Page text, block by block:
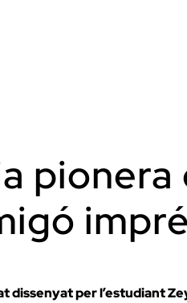
dissenyat per l’estudiant